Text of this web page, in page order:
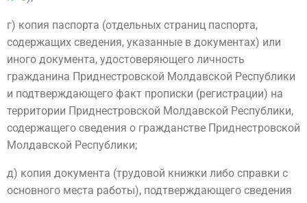
г) копия паспорта (отдельных страниц паспорта,
содержащих сведения, указанные в документах) или
иного документа, удостоверяющего личность
гражданина Приднестровской Молдавской Республики
и подтверждающего факт прописки (регистрации) на
территории Приднестровской Молдавской Республики,
содержащего сведения о гражданстве Приднестровской
Молдавской Республики;
д) копия документа (трудовой книжки либо справки с
основного места работы), подтверждающего сведения